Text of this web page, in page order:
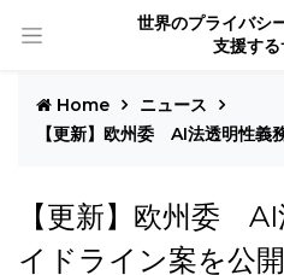
世界のプライバシ
支援する
Home
ニュース
【更新】欧州委 AI法透明性義
【更新】欧州委
イドライン案を公開